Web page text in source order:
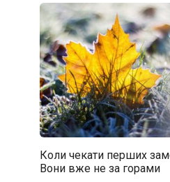
Коли чекати перших
Вони вже не за горами